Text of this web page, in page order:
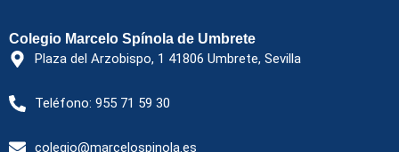
Colegio Marcelo Spínola de Umbrete
Plaza del Arzobispo, 1 41806 Umbrete, Sevilla
Teléfono: 955 71 59 30
colegio@marcelospinola.es